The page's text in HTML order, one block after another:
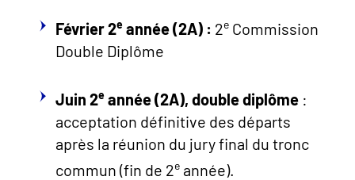
Février 2e année (2A) : 2e Commission
Double Diplôme
Juin 2e année (2A), double diplôme :
acceptation définitive des départs
après la réunion du jury final du tronc
commun (fin de 2e année).